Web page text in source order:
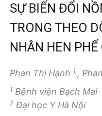
SỰ BIẾN ĐỔI
TRONG THEO
NHÂN HEN PHẾ
Phan Thị Hạnh 1,,
1 Bệnh viện Bạch Mai
2 Đại học Y Hà Nội